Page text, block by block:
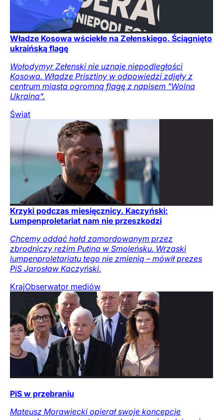
Władze Kosowa wściekłe na Zełenskiego. Ściągnięto
ukraińską flagę
Wołodymyr Zełenski nie uznaje niepodległości
Kosowa. Władze Prisztiny w odpowiedzi zdjęły z
centrum miasta ogromną flagę z napisem "Wolna
Ukraina".
Świat
Krzyki podczas miesięcznicy. Kaczyński:
Lumpenproletariat nam nie przeszkodzi
Chcemy oddać hołd zamordowanym przez
zbrodniczy reżim Putina w Smoleńsku. Wrzaski
lumpenproletariatu tego nie zmienią – mówił prezes
PiS Jarosław Kaczyński.
KrajObserwator mediów
PiS w przebraniu
Mateusz Morawiecki opierał swoje koncepcje